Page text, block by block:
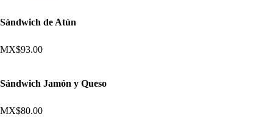
Sándwich de Atún
MX$93.00
Sándwich Jamón y Queso
MX$80.00